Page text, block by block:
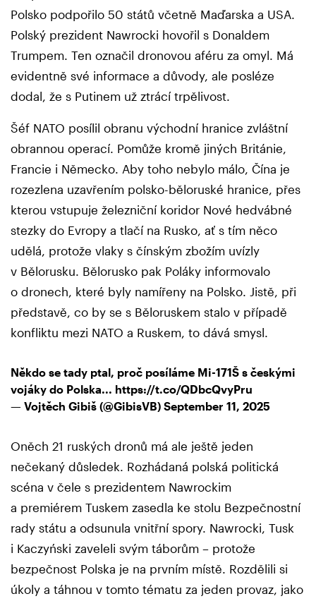
Polsko podpořilo 50 států včetně Maďarska a USA.
Polský prezident Nawrocki hovořil s Donaldem
Trumpem. Ten označil dronovou aféru za omyl. Má
evidentně své informace a důvody, ale posléze
dodal, že s Putinem už ztrácí trpělivost.
Šéf NATO posílil obranu východní hranice zvláštní
obrannou operací. Pomůže kromě jiných Británie,
Francie i Německo. Aby toho nebylo málo, Čína je
rozezlena uzavřením polsko-běloruské hranice, přes
kterou vstupuje železniční koridor Nové hedvábné
stezky do Evropy a tlačí na Rusko, ať s tím něco
udělá, protože vlaky s čínským zbožím uvízly
v Bělorusku. Bělorusko pak Poláky informovalo
o dronech, které byly namířeny na Polsko. Jistě, při
představě, co by se s Běloruskem stalo v případě
konfliktu mezi NATO a Ruskem, to dává smysl.
Někdo se tady ptal, proč posíláme Mi-171Š s českými
vojáky do Polska... https://t.co/QDbcQvyPru
— Vojtěch Gibiš (@GibisVB) September 11, 2025
Oněch 21 ruských dronů má ale ještě jeden
nečekaný důsledek. Rozhádaná polská politická
scéna v čele s prezidentem Nawrockim
a premiérem Tuskem zasedla ke stolu Bezpečnostní
rady státu a odsunula vnitřní spory. Nawrocki, Tusk
i Kaczyński zaveleli svým táborům – protože
bezpečnost Polska je na prvním místě. Rozdělili si
úkoly a táhnou v tomto tématu za jeden provaz, jako